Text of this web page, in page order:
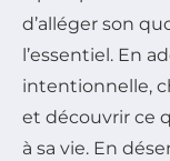
d’alléger son
l’essentiel. En
intentionnelle,
et découvrir ce
à sa vie. En